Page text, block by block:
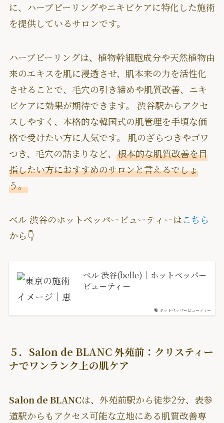
に、ハーブピーリングやニキビケアに特化した施術
を提供しているサロンです。
ハーブピーリングは、植物幹細胞成分や天然植物由
来のエキスを肌に浸透させ、肌本来の力を活性化
させることで、毛穴の引き締めや肌質改善、ニキ
ビケアに効果が期待できます。 渋谷駅からアクセ
スしやすく、本格的な韓国式の肌管理を手頃な価
格で受けたい方に人気です。 肌のざらつきやゴワ
つき、毛穴の詰まりなど、 根本的な肌質改善を目
指したい方におすすめのサロンと言えるでしょ
う。
ベル 渋谷のホットペッパービューティーはこちら
から👇
ホットペッパービューティー
ベル 渋谷(belle)｜ホットペッパー
ビューティー
５．Salon de BLANC 外苑前：クリスティー
ナでワンランク上の肌ケア
Salon de BLANCは、外苑前駅から徒歩2分、表参
道駅からもアクセス可能な立地にある肌質改善専